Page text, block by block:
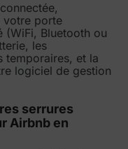
votre porte
(WiFi, Bluetooth ou
les
temporaires, et la
logiciel de gestion
serrures
Airbnb en